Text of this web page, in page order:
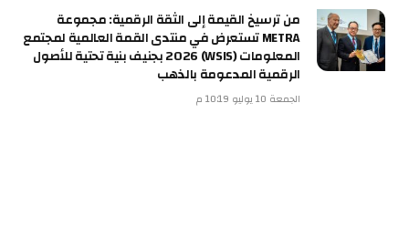
من ترسيخ القيمة إلى الثقة الرقمية: مجموعة
METRA تستعرض في منتدى القمة العالمية لمجتمع
المعلومات (WSIS) 2026 بجنيف بنية تحتية للأصول
الرقمية المدعومة بالذهب
الجمعة 10 يوليو 10:19 م